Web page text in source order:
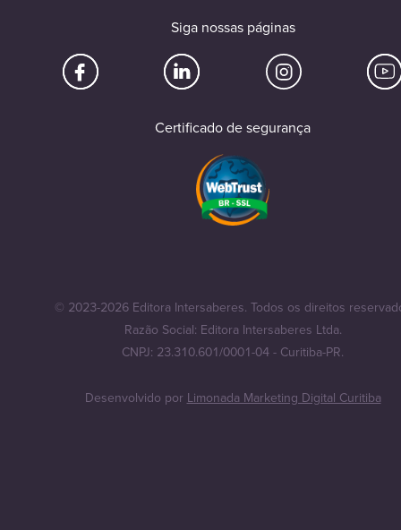
Siga nossas páginas
Certificado de segurança
© 2023-2026 Editora Intersaberes. Todos os direitos
Razão Social: Editora Intersaberes Ltda.
CNPJ: 23.310.601/0001-04 - Curitiba-PR.
Desenvolvido porLimonada Marketing Digital Curitiba